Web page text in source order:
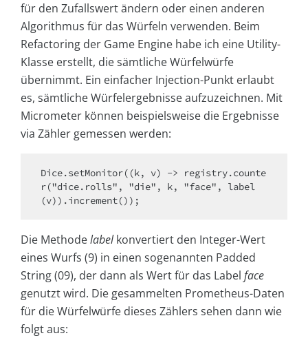
für den Zufallswert ändern oder einen anderen
Algorithmus für das Würfeln verwenden. Beim
Refactoring der Game Engine habe ich eine Utility-
Klasse erstellt, die sämtliche Würfelwürfe
übernimmt. Ein einfacher Injection-Punkt erlaubt
es, sämtliche Würfelergebnisse aufzuzeichnen. Mit
Micrometer können beispielsweise die Ergebnisse
via Zähler gemessen werden:
Dice.setMonitor((k, v) -> registry.counte
r("dice.rolls", "die", k, "face", label
(v)).increment());
Die Methodelabelkonvertiert den Integer-Wert
eines Wurfs (9) in einen sogenannten Padded
String (09), der dann als Wert für das Label face
genutzt wird. Die gesammelten Prometheus-Daten
für die Würfelwürfe dieses Zählers sehen dann wie
folgt aus: